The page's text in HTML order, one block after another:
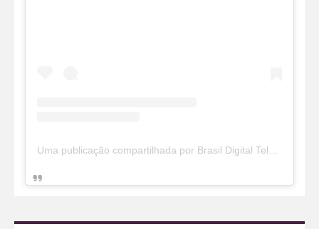
Uma publicação compartilhada por Brasil Digital Telecom (@brasildigitaltelecom)